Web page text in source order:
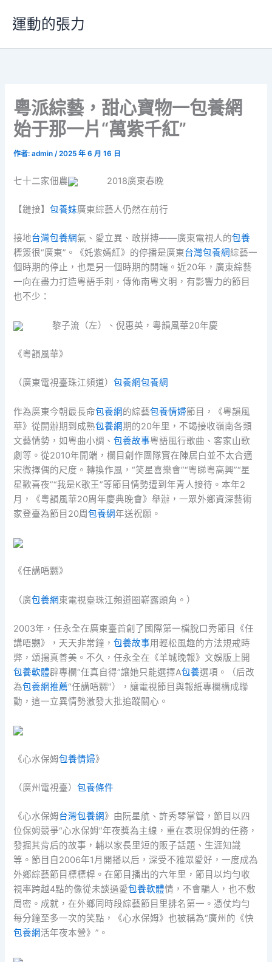
要
運動的張力
粵派綜藝，甜心寶物一包養網
始于那一片“萬紫千紅”
作者:admin/2025 年 6 月 16 日
七十二家佃農 2018廣東春晚
【鏈接】包養妹廣東綜藝人仍然在前行
接地台灣包養網氣、愛立異、敢拼搏——廣東電視人的包養
標簽很“廣東”。《奼紫嫣紅》的停播是廣東台灣包養網綜藝一
個時期的停止，也是另一個時期的開端。近20年，廣東綜藝
一向在盡力打造粵語手刺，傳佈南粵文明，有影響力的節目
也不少：
黎子流（左）、倪惠英，粵韻風華20年慶
《粵韻風華》
（廣東電視臺珠江頻道）包養網包養網
作為廣東今朝最長命包養網的綜藝包養情婦節目，《粵韻風
華》從開辦期到成熟包養網期的20年里，不竭接收嶺南各類
文藝情勢，如粵曲小調、包養故事粵語風行歌曲、客家山歌
劇等。從2010年開端，欄目創作團隊實在陳居白並不太合適
宋微擇偶的尺度。轉換作風，“笑星喜樂會”“粵睇粵高興”“星
星歡喜夜”“我是K歌王”等節目情勢遭到年青人接待。本年2
月，《粵韻風華20周年慶典晚會》舉辦，一眾外鄉資深藝術
家登臺為節目20周包養網年送祝願。
《任講唔嬲》
（廣包養網東電視臺珠江頻道圈嶄露頭角。）
2003年，任永全在廣東臺首創了國際第一檔脫口秀節目《任
講唔嬲》，天天非常鐘，包養故事用輕松風趣的方法規戒時
弊，頌揚真善美。不久，任永全在《羊城晚報》文娛版上開
包養軟體辟專欄“任真自得”讓她只能選擇A包養選項。（后改
為包養網推薦“任講唔嬲”），讓電視節目與報紙專欄構成聯
動，這一立異情勢激發大批追蹤關心。
《心水保姆包養情婦》
（廣州電視臺）包養條件
《心水保姆台灣包養網》由阮星航、許秀琴掌管，節目以四
位保姆競爭“心水保姆”年夜獎為主線，重在表現保姆的任務，
發掘其背后的故事，輔以家長里短的販子話題、生涯知識
等。節目自2006年1月開播以后，深受不雅眾愛好，一度成為
外鄉綜藝節目標標桿。在節目播出的六年里，節目以均勻收
視率跨越4點的像從未談過愛包養軟體情，不會騙人，也不敷
周密。成就，在外鄉同時段綜藝節目里排名第一。憑仗均勻
每分鐘至多一次的笑點，《心水保姆》也被稱為“廣州的《快
包養網活年夜本營》”。